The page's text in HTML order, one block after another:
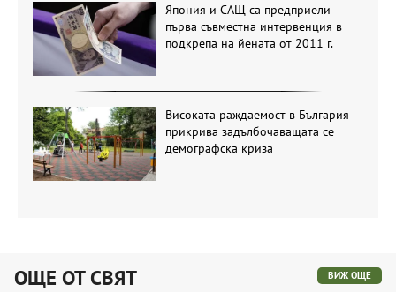
Япония и САЩ са предприели
първа съвместна интервенция в
подкрепа на йената от 2011 г.
Високата раждаемост в България
прикрива задълбочаващата се
демографска криза
ОЩЕ ОТ СВЯТ ВИЖ ОЩЕ